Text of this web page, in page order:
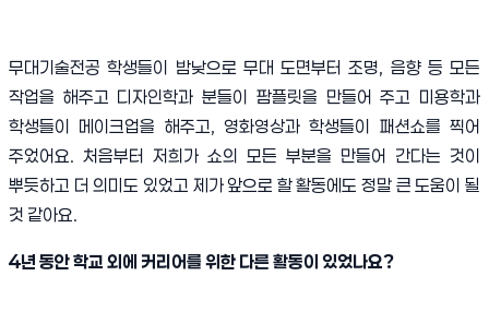
무대기술전공 학생들이 밤낮으로 무대 도면부터 조명, 음향 등 모든
작업을 해주고 디자인학과 분들이 팜플릿을 만들어 주고 미용학과
학생들이 메이크업을 해주고,영화영상과 학생들이 패션쇼를 찍어
주었어요. 처음부터 저희가 쇼의 모든 부분을 만들어 간다는 것이
뿌듯하고 더 의미도 있었고 제가 앞으로 할 활동에도 정말 큰 도움이 될
것 같아요.
4년 동안 학교 외에 커리어를 위한 다른 활동이 있었나요?